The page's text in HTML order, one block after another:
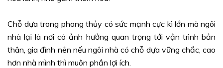
Chỗ dựa trong phong thủy có sức mạnh cực kì lớn mà ngôi
nhà lại là nơi có ảnh hưởng quan trọng tới vận trình bản
thân, gia đình nên nếu ngôi nhà có chỗ dựa vững chắc, cao
hơn nhà mình thì muôn phần lợi ích.